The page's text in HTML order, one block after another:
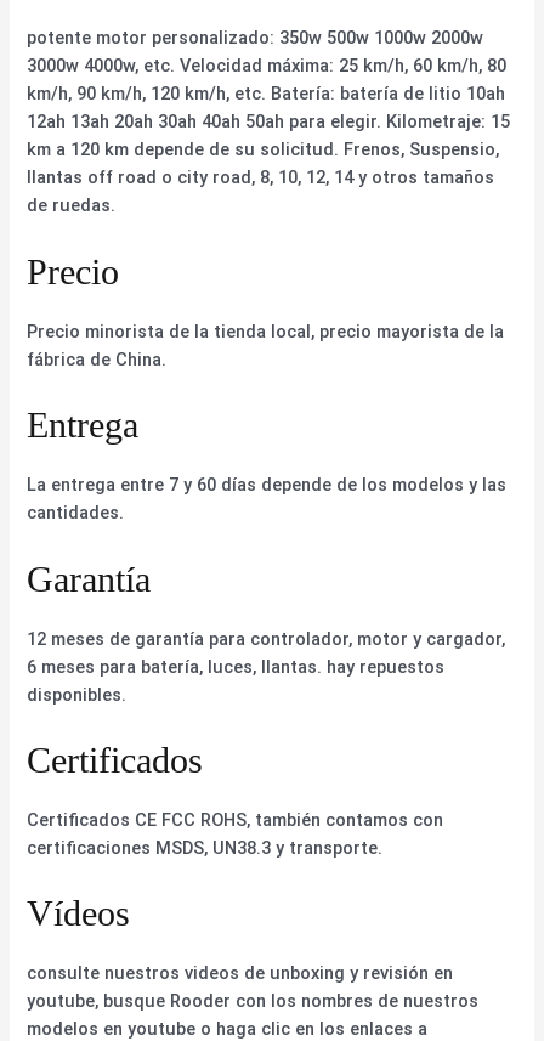
potente motor personalizado: 350w 500w 1000w 2000w
3000w 4000w, etc. Velocidad máxima: 25 km/h, 60 km/h, 80
km/h, 90 km/h, 120 km/h, etc. Batería: batería de litio 10ah
12ah 13ah 20ah 30ah 40ah 50ah para elegir. Kilometraje: 15
km a 120 km depende de su solicitud. Frenos, Suspensio,
llantas off road o city road, 8, 10, 12, 14 y otros tamaños
de ruedas.
Precio
Precio minorista de la tienda local, precio mayorista de la
fábrica de China.
Entrega
La entrega entre 7 y 60 días depende de los modelos y las
cantidades.
Garantía
12 meses de garantía para controlador, motor y cargador,
6 meses para batería, luces, llantas. hay repuestos
disponibles.
Certificados
Certificados CE FCC ROHS, también contamos con
certificaciones MSDS, UN38.3 y transporte.
Vídeos
consulte nuestros videos de unboxing y revisión en
youtube, busque Rooder con los nombres de nuestros
modelos en youtube o haga clic en los enlaces a